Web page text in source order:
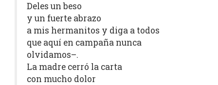
Deles un beso
y un fuerte abrazo
a mis hermanitos y diga a todos
que aquí en campaña nunca
olvidamos–.
La madre cerró la carta
con mucho dolor